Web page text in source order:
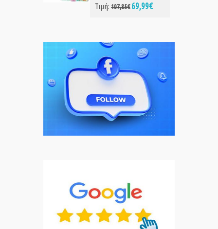
Τιμή:107,85€ 69,99€